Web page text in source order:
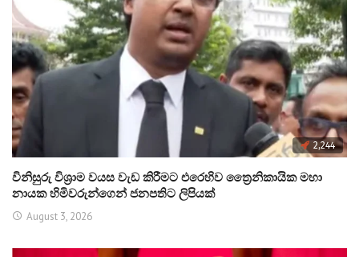
2,244
විනිසුරු විශ්‍රාම වයස වැඩ කිරීමට එරෙහිව ත්‍රෛනිකායික මහා
නායක හිමිවරුන්ගෙන් ජනපතිට ලිපියක්
August 3, 2026